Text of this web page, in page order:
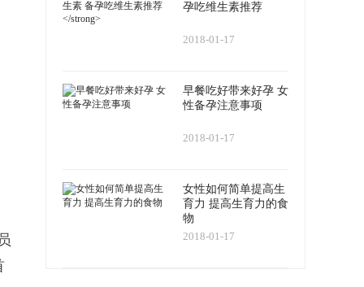
孕吃维生素推荐
2018-01-17
早餐吃好带来好孕 女
性备孕注意事项
2018-01-17
女性如何简单提高生
育力 提高生育力的食
物
2018-01-17